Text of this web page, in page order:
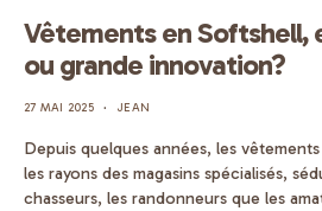
Vêtements en Softshell,
ou grande innovation?
27 MAI 2025 JEAN
Depuis quelques années, les
les rayons des magasins spécialisés,
chasseurs, les randonneurs que les